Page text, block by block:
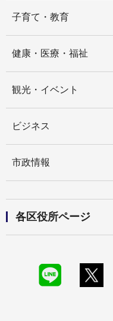
子育て・教育
健康・医療・福祉
観光・イベント
ビジネス
市政情報
各区役所ページ